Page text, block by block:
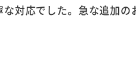
対応でした。急な追加